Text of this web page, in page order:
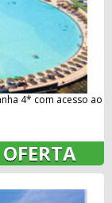
4* com acesso ao